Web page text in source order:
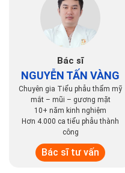
Bác sĩ
NGUYỄN TẤN VÀNG
Chuyên gia Tiểu phẫu thẩm mỹ
mắt – mũi – gương mặt
10+ năm kinh nghiệm
Hơn 4.000 ca tiểu phẫu thành
công
Bác sĩ tư vấn